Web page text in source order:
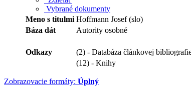
Vybrané dokumenty
Meno s titulmi Hoffmann Josef (slo)
Báza dát
Autority osobné
Odkazy
(2) - Databáza článkovej
(12) - Knihy
Zobrazovacie formáty: Úplný